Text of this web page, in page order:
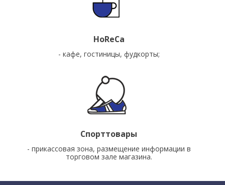
HoReCa
- кафе, гостиницы, фудкорты;
Cпорттовары
- прикассовая зона, размещение информации в
торговом зале магазина.